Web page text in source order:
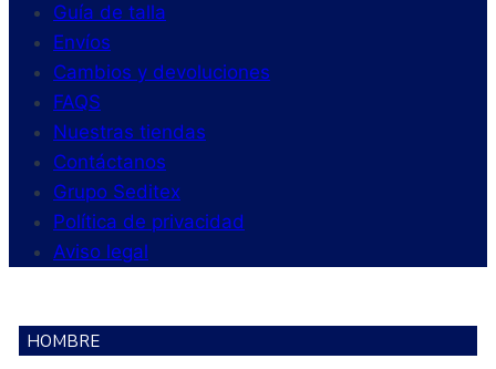
Guía de talla
Envíos
Cambios y devoluciones
FAQS
Nuestras tiendas
Contáctanos
Grupo Seditex
Política de privacidad
Aviso legal
HOMBRE